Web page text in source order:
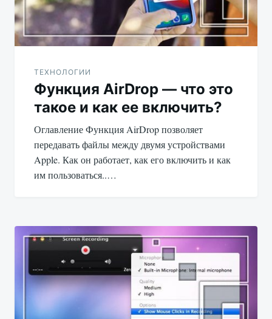
ТЕХНОЛОГИИ
Функция AirDrop — что это
такое и как ее включить?
Оглавление Функция AirDrop позволяет
передавать файлы между двумя устройствами
Apple. Как он работает, как его включить и как
им пользоваться..…